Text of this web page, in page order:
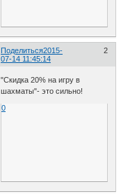
Поделиться 2
2015-
07-14 11:45:14
"Скидка 20% на игру в
шахматы"- это сильно!
0